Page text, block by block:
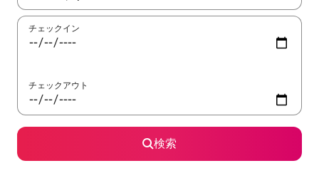
チェックイン
チェックアウト
検索